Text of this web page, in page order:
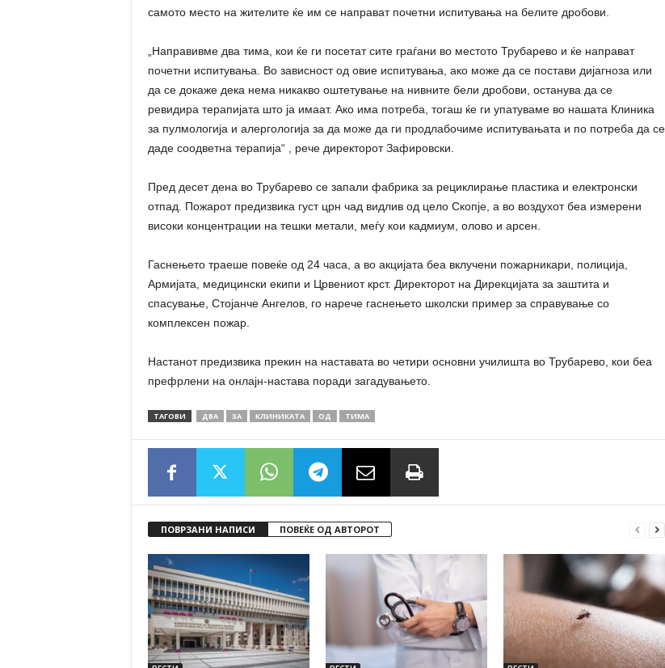
самото место на жителите ќе им се направат почетни испитувања на белите дробови.
„Направивме два тима, кои ќе ги посетат сите граѓани во местото Трубарево и ќе направат
почетни испитувања. Во зависност од овие испитувања, ако може да се постави дијагноза или
да се докаже дека нема никакво оштетување на нивните бели дробови, останува да се
ревидира терапијата што ја имаат. Ако има потреба, тогаш ќе ги упатуваме во нашата Клиника
за пулмологија и алергологија за да може да ги продлабочиме испитувањата и по потреба да се
даде соодветна терапија“ , рече директорот Зафировски.
Пред десет дена во Трубарево се запали фабрика за рециклирање пластика и електронски
отпад. Пожарот предизвика густ црн чад видлив од цело Скопје, а во воздухот беа измерени
високи концентрации на тешки метали, меѓу кои кадмиум, олово и арсен.
Гаснењето траеше повеќе од 24 часа, а во акцијата беа вклучени пожарникари, полиција,
Армијата, медицински екипи и Црвениот крст. Директорот на Дирекцијата за заштита и
спасување, Стојанче Ангелов, го нарече гаснењето школски пример за справување со
комплексен пожар.
Настанот предизвика прекин на наставата во четири основни училишта во Трубарево, кои беа
префрлени на онлајн-настава поради загадувањето.
ТАГОВИ ДВА ЗА КЛИНИКАТА ОД ТИМА
ПОВРЗАНИ НАПИСИ ПОВЕЌЕ ОД АВТОРОТ